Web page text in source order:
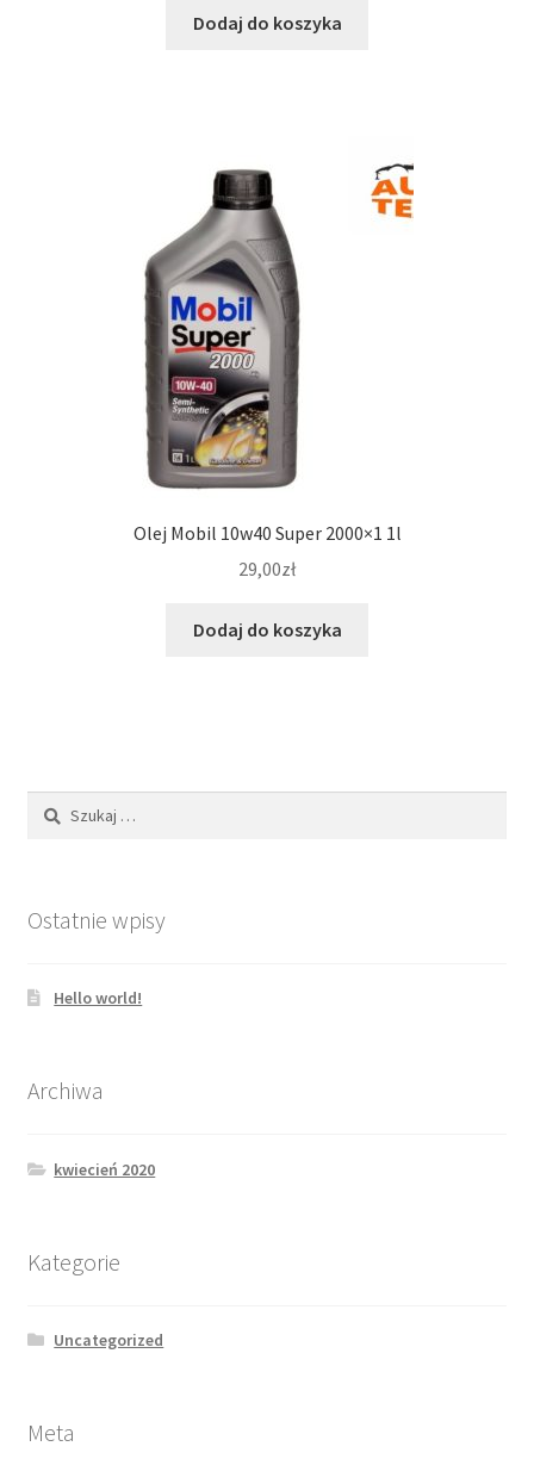
Dodaj do koszyka
Olej Mobil 10w40 Super 2000×1 1l
29,00zł
Dodaj do koszyka
Szukaj:
Ostatnie wpisy
Hello world!
Archiwa
kwiecień 2020
Kategorie
Uncategorized
Meta